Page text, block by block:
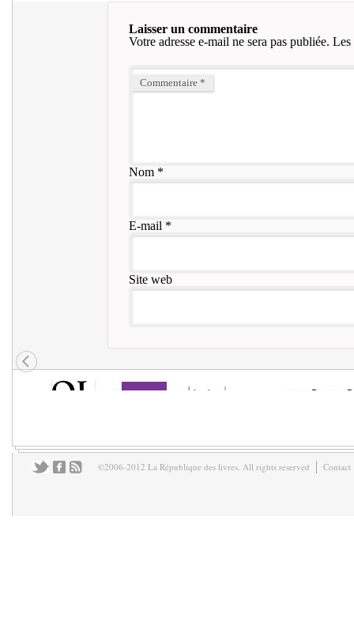
Laisser un commentaire
Votre adresse e-mail ne sera pas publiée. Les
Commentaire *
Nom*
E-mail *
Site web
©2006-2012 La République des livres. All rights reserved Contact